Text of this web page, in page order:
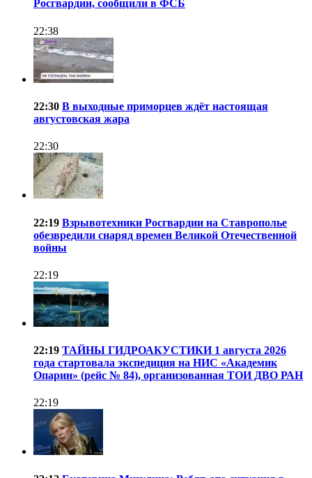
Росгвардии, сообщили в ФСБ
22:38
22:30 В выходные приморцев ждёт настоящая
августовская жара
22:30
22:19 Взрывотехники Росгвардии на Ставрополье
обезвредили снаряд времен Великой Отечественной
войны
22:19
22:19 ТАЙНЫ ГИДРОАКУСТИКИ 1 августа 2026
года стартовала экспедиция на НИС «Академик
Опарин» (рейс № 84), организованная ТОИ ДВО РАН
22:19